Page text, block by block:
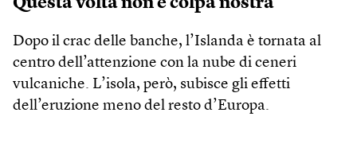
Dopo il crac delle banche, l’Islanda è tornata al
centro dell’attenzione con la nube di ceneri
vulcaniche. L’isola, però, subisce gli effetti
dell’eruzione meno del resto d’Europa.